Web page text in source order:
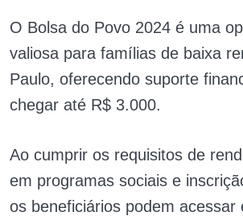
O Bolsa do Povo 2024 é uma
valiosa para famílias de baixa
Paulo, oferecendo suporte
chegar até R$ 3.000.
Ao cumprir os requisitos de
em programas sociais e
os beneficiários podem acessar